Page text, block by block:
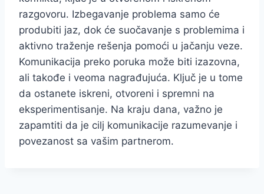
razgovoru. Izbegavanje problema samo će
produbiti jaz, dok će suočavanje s problemima i
aktivno traženje rešenja pomoći u jačanju veze.
Komunikacija preko poruka može biti izazovna,
ali takođe i veoma nagrađujuća. Ključ je u tome
da ostanete iskreni, otvoreni i spremni na
eksperimentisanje. Na kraju dana, važno je
zapamtiti da je cilj komunikacije razumevanje i
povezanost sa vašim partnerom.